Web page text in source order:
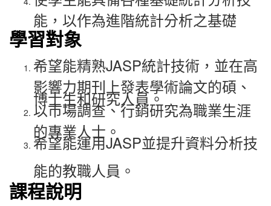
能，以作為進階統計分析之基礎
學習對象
希望能精熟JASP統計技術，並在高
影響力期刊上發表學術論文的碩、
博士生和研究人員。
以市場調查、行銷研究為職業生涯
的專業人士。
希望能運用JASP並提升資料分析技
能的教職人員。
課程說明